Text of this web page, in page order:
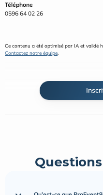
Téléphone
0596 64 02 26
Contactez notre équipe.